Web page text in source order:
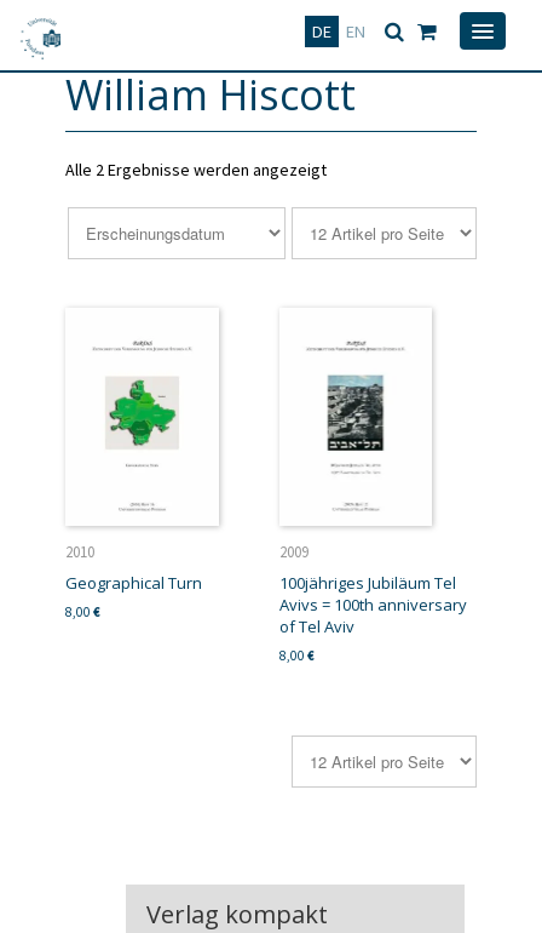
DE EN
Deutsch
William Hiscott
Alle 2 Ergebnisse werden angezeigt
2010
Geographical Turn
8,00 €
2009
100jähriges Jubiläum Tel
Avivs = 100th anniversary
of Tel Aviv
8,00 €
Verlag kompakt